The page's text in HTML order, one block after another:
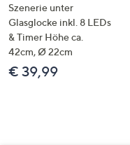
Szenerie unter
Glasglocke inkl. 8 LEDs
& Timer Höhe ca.
42cm, Ø 22cm
€ 39,99